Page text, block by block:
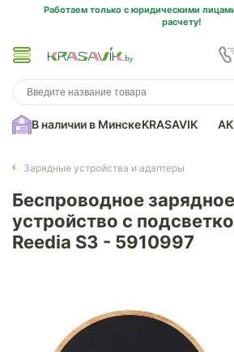
Работаем только с юридическими
расчету!
В наличии в МинскеKRASAVIK
Зарядные устройства и адаптеры
Беспроводное зарядное
устройство с
Reedia S3 - 5910997